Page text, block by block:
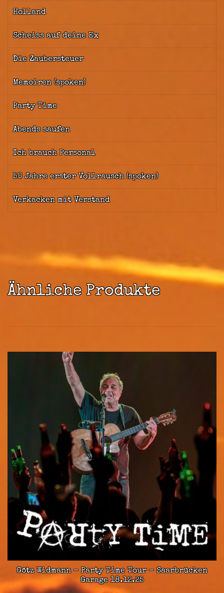
Holland
Scheiss auf deine Ex
Die Zaubersteuer
Memoiren (spoken)
Party Time
Abends saufen
Ich brauch Personal
50 Jahre erster Vollrausch (spoken)
Verkacken mit Verstand
Ähnliche Produkte
Götz Widmann – Party Time Tour – Saarbrücken
Garage 18.12.25